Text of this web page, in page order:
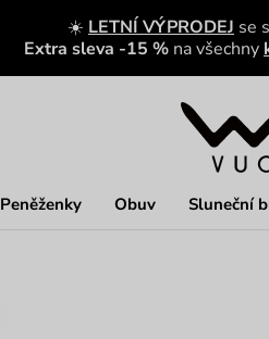
☀️ LETNÍ VÝPRODEJ se
Extra sleva -15 % na všechny
Peněženky Obuv Sluneční